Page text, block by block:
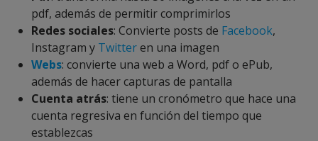
pdf, además de permitir comprimirlos
Redes sociales: Convierte posts de Facebook,
Instagram y Twitteren una imagen
Webs: convierte una web a Word, pdf o ePub,
además de hacer capturas de pantalla
Cuenta atrás: tiene un cronómetro que hace una
cuenta regresiva en función del tiempo que
establezcas